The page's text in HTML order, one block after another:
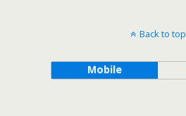
Back to top
Mobile